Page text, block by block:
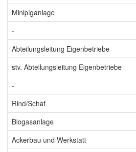
Minipiganlage
-
Abteilungsleitung Eigenbetriebe
stv. Abteilungsleitung Eigenbetriebe
-
Rind/Schaf
Biogasanlage
Ackerbau und Werkstatt